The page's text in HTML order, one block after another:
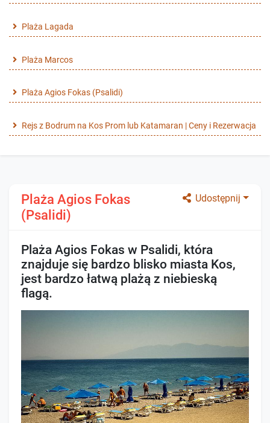
Plaża Lagada
Plaża Marcos
Plaża Agios Fokas (Psalidi)
Rejs z Bodrum na Kos Prom lub Katamaran | Ceny i Rezerwacja
Udostępnij
Plaża Agios Fokas
(Psalidi)
Plaża Agios Fokas w Psalidi, która
znajduje się bardzo blisko miasta Kos,
jest bardzo łatwą plażą z niebieską
flagą.